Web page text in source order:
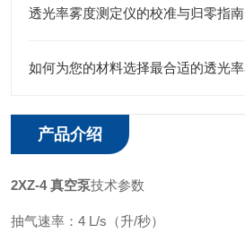
透光率雾度测定仪的校准与归零指南
产品介绍
2XZ-4 真空泵技术参数
抽气速率：4 L/s（升/秒）